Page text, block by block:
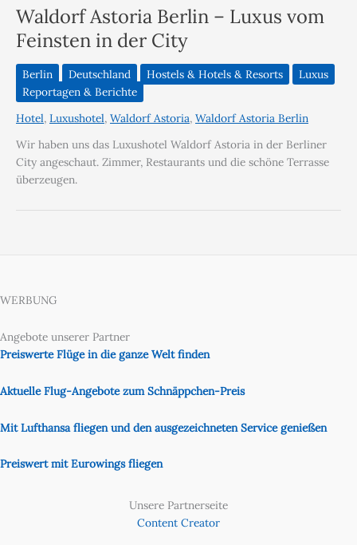
Waldorf Astoria Berlin – Luxus vom
Feinsten in der City
Berlin Deutschland Hostels & Hotels & Resorts
Luxus
Reportagen & Berichte
Hotel, Luxushotel, Waldorf Astoria, Waldorf Astoria Berlin
Wir haben uns das Luxushotel Waldorf Astoria in der Berliner
City angeschaut. Zimmer, Restaurants und die schöne Terrasse
überzeugen.
WERBUNG
Angebote unserer Partner
Preiswerte Flüge in die ganze Welt finden
Aktuelle Flug-Angebote zum Schnäppchen-Preis
Mit Lufthansa fliegen und den ausgezeichneten Service genießen
Preiswert mit Eurowings fliegen
Unsere Partnerseite
Content Creator